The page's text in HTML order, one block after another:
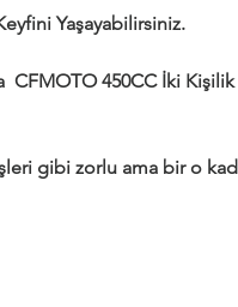
Yaşayabilirsiniz.
CFMOTO 450CC İki
gibi zorlu ama bir o